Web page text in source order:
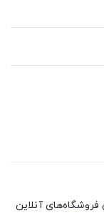
فروشگاه‌های آنلاین